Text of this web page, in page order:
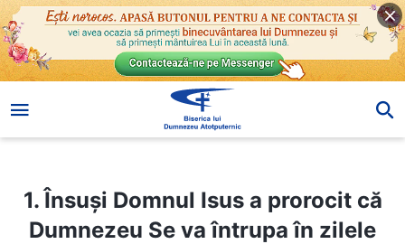
1. Însuși Domnul Isus a prorocit că
Dumnezeu Se va întrupa în zilele